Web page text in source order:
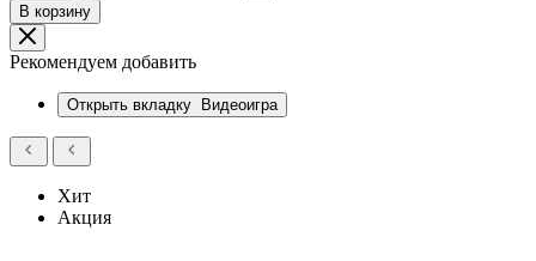
В корзину
Рекомендуем добавить
Открыть вкладку Видеоигра
Хит
Акция